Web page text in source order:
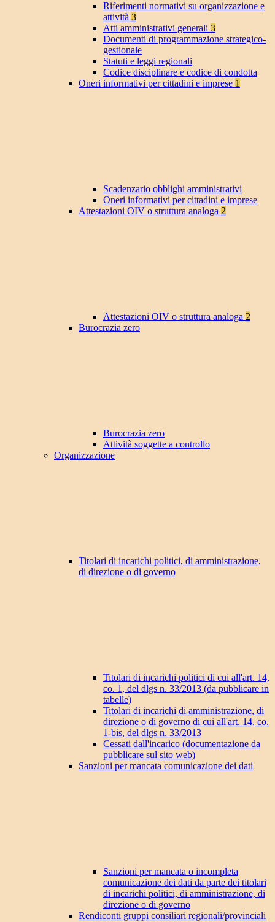
Riferimenti normativi su organizzazione e
attività 3
Atti amministrativi generali 3
Documenti di programmazione strategico-
gestionale
Statuti e leggi regionali
Codice disciplinare e codice di condotta
Oneri informativi per cittadini e imprese 1
Scadenzario obblighi amministrativi
Oneri informativi per cittadini e imprese
Attestazioni OIV o struttura analoga 2
Attestazioni OIV o struttura analoga 2
Burocrazia zero
Burocrazia zero
Attività soggette a controllo
Organizzazione
Titolari di incarichi politici, di amministrazione,
di direzione o di governo
Titolari di incarichi politici di cui all'art. 14,
co. 1, del dlgs n. 33/2013 (da pubblicare in
tabelle)
Titolari di incarichi di amministrazione, di
direzione o di governo di cui all'art. 14, co.
1-bis, del dlgs n. 33/2013
Cessati dall'incarico (documentazione da
pubblicare sul sito web)
Sanzioni per mancata comunicazione dei dati
Sanzioni per mancata o incompleta
comunicazione dei dati da parte dei titolari
di incarichi politici, di amministrazione, di
direzione o di governo
Rendiconti gruppi consiliari regionali/provinciali